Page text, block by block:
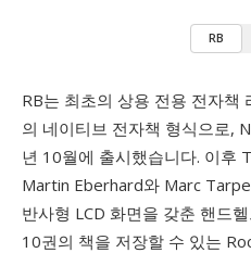
RB
RB는 최초의 상용 전용 전자책
의 네이티브 전자책 형식으로,
년 10월에 출시했습니다. 이후
Martin Eberhard와 Marc
반사형 LCD 화면을 갖춘 핸드
10권의 책을 저장할 수 있는